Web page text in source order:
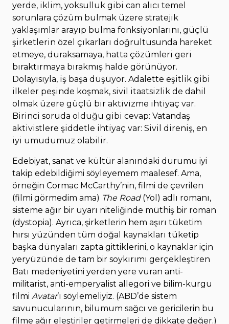
yerde, iklim, yoksulluk gibi can alıcı temel
sorunlara çözüm bulmak üzere stratejik
yaklaşımlar arayıp bulma fonksiyonlarını, güçlü
şirketlerin özel çıkarları doğrultusunda hareket
etmeye, duraksamaya, hatta çözümleri geri
bıraktırmaya bırakmış halde görünüyor.
Dolayısıyla, iş başa düşüyor. Adalette eşitlik gibi
ilkeler peşinde koşmak, sivil itaatsizlik de dahil
olmak üzere güçlü bir aktivizme ihtiyaç var.
Birinci soruda olduğu gibi cevap: Vatandaş
aktivistlere şiddetle ihtiyaç var: Sivil direniş, en
iyi umudumuz olabilir.
Edebiyat, sanat ve kültür alanındaki durumu iyi
takip edebildiğimi söyleyemem maalesef. Ama,
örneğin Cormac McCarthy’nin, filmi de çevrilen
(filmi görmedim ama) The Road(Yol) adlı romanı,
sisteme ağır bir uyarı niteliğinde müthiş bir roman
(dystopia). Ayrıca, şirketlerin hem aşırı tüketim
hırsı yüzünden tüm doğal kaynakları tüketip
başka dünyaları zapta gittiklerini, o kaynaklar için
yeryüzünde de tam bir soykırımı gerçekleştiren
Batı medeniyetini yerden yere vuran anti-
militarist, anti-emperyalist allegori ve bilim-kurgu
filmi Avatar’ı söylemeliyiz. (ABD’de sistem
savunucularının, bilumum sağcı ve gericilerin bu
filme ağır eleştiriler getirmeleri de dikkate değer.)